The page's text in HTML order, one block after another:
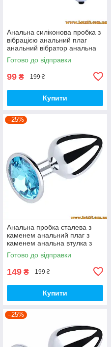
Анальна силіконова пробка з
вібрацією анальний плаг
анальний вібратор анальна
вібро втулка блакитна
Готово до відправки
99 ₴ 199 ₴
Купити
–25%
Анальна пробка сталева з
каменем анальний плаг з
каменем анальна втулка з
кристалом метал залізна
Готово до відправки
149 ₴ 199 ₴
Купити
–25%